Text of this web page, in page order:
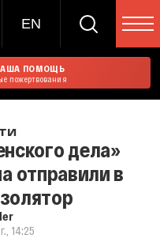
EN
ПОМОЩЬ
пожертвования
дела»
отправили в
14:25